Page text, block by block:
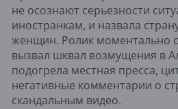
не осознают серьезности
иностранкам, и назвала
женщин. Ролик моментально
вызвал шквал возмущения в
подогрела местная пресса,
негативные комментарии о
скандальным видео.